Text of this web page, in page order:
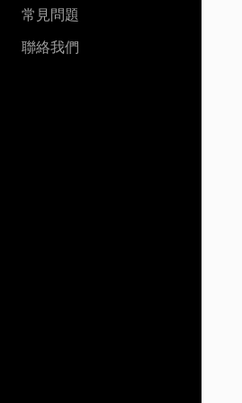
常見問題
聯絡我們